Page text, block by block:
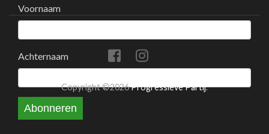
Voornaam
Achternaam
Abonneren
Copyright ©2026Progressieve Partij.